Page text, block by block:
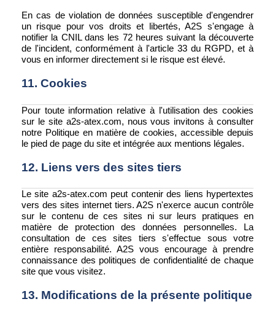
En cas de violation de données susceptible d'engendrer
un risque pour vos droits et libertés, A2S s'engage à
notifier la CNIL dans les 72 heures suivant la découverte
de l'incident, conformément à l'article 33 du RGPD, et à
vous en informer directement si le risque est élevé.
11. Cookies
Pour toute information relative à l'utilisation des cookies
sur le site a2s-atex.com, nous vous invitons à consulter
notre Politique en matière de cookies, accessible depuis
le pied de page du site et intégrée aux mentions légales.
12. Liens vers des sites tiers
Le site a2s-atex.com peut contenir des liens hypertextes
vers des sites internet tiers. A2S n'exerce aucun contrôle
sur le contenu de ces sites ni sur leurs pratiques en
matière de protection des données personnelles. La
consultation de ces sites tiers s'effectue sous votre
entière responsabilité. A2S vous encourage à prendre
connaissance des politiques de confidentialité de chaque
site que vous visitez.
13. Modifications de la présente politique